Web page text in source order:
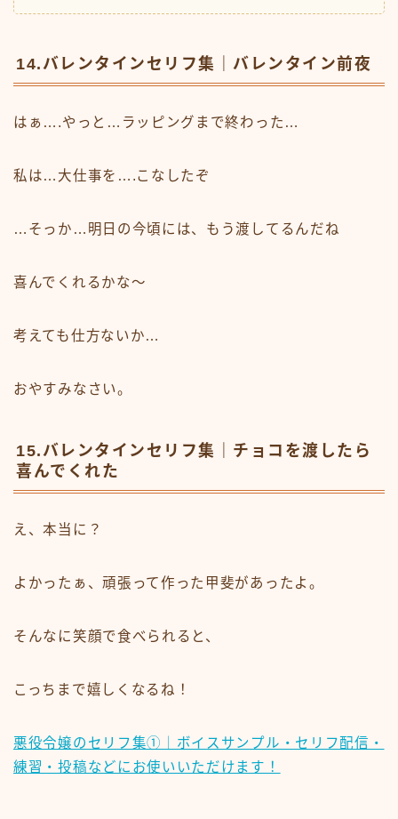
14.バレンタインセリフ集｜バレンタイン前夜
はぁ….やっと…ラッピングまで終わった…
私は…大仕事を….こなしたぞ
…そっか…明日の今頃には、もう渡してるんだね
喜んでくれるかな〜
考えても仕方ないか…
おやすみなさい。
15.バレンタインセリフ集｜チョコを渡したら
喜んでくれた
え、本当に？
よかったぁ、頑張って作った甲斐があったよ。
そんなに笑顔で食べられると、
こっちまで嬉しくなるね！
悪役令嬢のセリフ集①｜ボイスサンプル・セリフ配信・
練習・投稿などにお使いいただけます！